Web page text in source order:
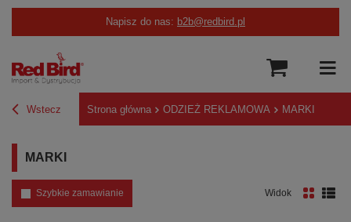
Napisz do nas: b2b@redbird.pl
Wstecz Strona główna ODZIEŻ REKLAMOWA MARKI
MARKI
Szybkie zamawianie Widok